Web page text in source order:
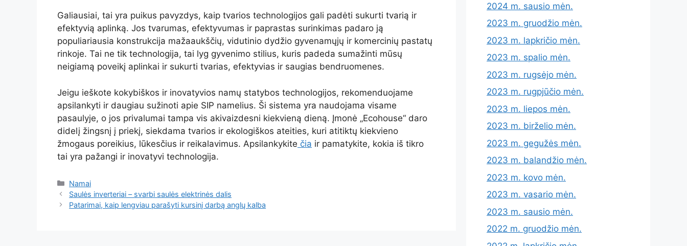
Galiausiai, tai yra puikus pavyzdys, kaip tvarios technologijos gali padėti sukurti tvarią ir
efektyvią aplinką. Jos tvarumas, efektyvumas ir paprastas surinkimas padaro ją
populiariausia konstrukcija mažaaukščių, vidutinio dydžio gyvenamųjų ir komercinių pastatų
rinkoje. Tai ne tik technologija, tai lyg gyvenimo stilius, kuris padeda sumažinti mūsų
neigiamą poveikį aplinkai ir sukurti tvarias, efektyvias ir saugias bendruomenes.
Jeigu ieškote kokybiškos ir inovatyvios namų statybos technologijos, rekomenduojame
apsilankyti ir daugiau sužinoti apie SIP namelius. Ši sistema yra naudojama visame
pasaulyje, o jos privalumai tampa vis akivaizdesni kiekvieną dieną. Įmonė „Ecohouse“ daro
didelį žingsnį į priekį, siekdama tvarios ir ekologiškos ateities, kuri atitiktų kiekvieno
žmogaus poreikius, lūkesčius ir reikalavimus. Apsilankykite čia ir pamatykite, kokia iš tikro
tai yra pažangi ir inovatyvi technologija.
Kategorijos
Namai
Saulės inverteriai – svarbi saulės elektrinės dalis
Patarimai, kaip lengviau parašyti kursinį darbą anglų kalba
2024 m. sausio mėn.
2023 m. gruodžio mėn.
2023 m. lapkričio mėn.
2023 m. spalio mėn.
2023 m. rugsėjo mėn.
2023 m. rugpjūčio mėn.
2023 m. liepos mėn.
2023 m. birželio mėn.
2023 m. gegužės mėn.
2023 m. balandžio mėn.
2023 m. kovo mėn.
2023 m. vasario mėn.
2023 m. sausio mėn.
2022 m. gruodžio mėn.